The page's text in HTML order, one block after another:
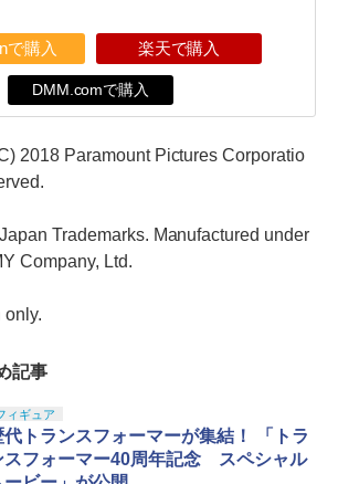
で購入 楽天で購入
DMM.comで購入
2018 Paramount Pictures Corporatio
Trademarks. Manufactured under
Company, Ltd.
only.
記事
ィギュア
代トランスフォーマーが集結！ 「トラ
スフォーマー40周年記念 スペシャル